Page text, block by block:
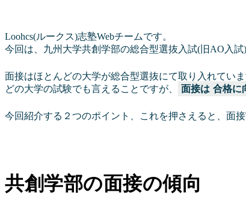
Loohcs(ルークス)志塾Webチームです。
今回は、九州大学共創学部の総合型選抜入試(旧AO入
面接はほとんどの大学が総合型選抜にて取り入れていま
どの大学の試験でも言えることですが、
面接は 合格に
今回紹介する２つのポイント、これを押さえると、面
共創学部の面接の傾向